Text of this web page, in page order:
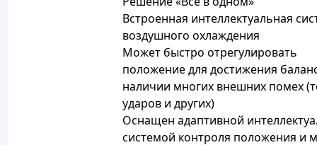
Встроенная интеллектуальная
воздушного охлаждения
Может быстро отрегулировать
положение для достижения
наличии многих внешних помех
ударов и других)
Оснащен адаптивной
системой контроля положения и